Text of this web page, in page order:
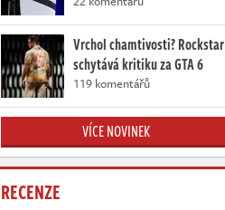
Vrchol chamtivosti? Rockstar
schytává kritiku za GTA 6
119 komentářů
VÍCE NOVINEK
RECENZE